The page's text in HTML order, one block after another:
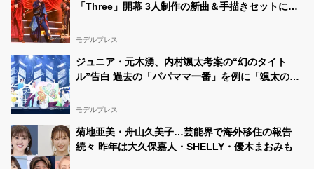
「Three」開幕 3人制作の新曲＆手描きセットに込
プロレポ】
モデルプレス
ジュニア・元木湧、内村颯太考案の“幻のタイト
ル”告白 過去の「パパママ一番」を例に「颯太の作
モデルプレス
菊地亜美・舟山久美子…芸能界で海外移住の報告
続々 昨年は大久保嘉人・SHELLY・優木まおみも